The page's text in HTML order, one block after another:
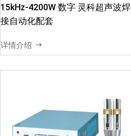
15kHz-4200W 数字 灵科超声波焊
接自动化配套
详情介绍
可长时间工作02、电箱模块化
电路设计，减少超声电信号干
智能软件调频，保障电箱与换
能器谐振频率04、电...